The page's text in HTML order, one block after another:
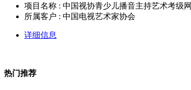
项目名称 : 中国视协青少儿播音主持艺术考级网
所属客户 : 中国电视艺术家协会
详细信息
热门推荐